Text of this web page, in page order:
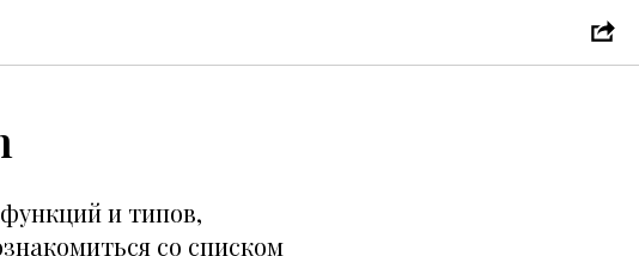
и типов,
со списком